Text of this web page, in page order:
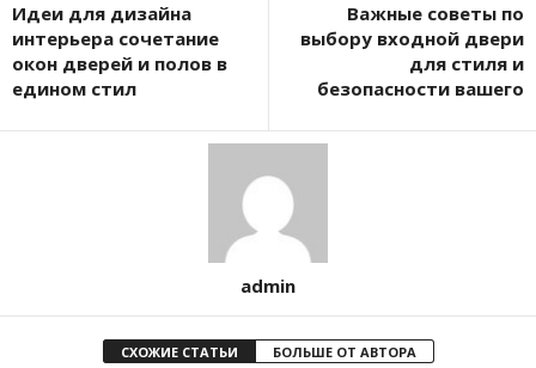
Идеи для дизайна
интерьера сочетание
окон дверей и полов в
едином стил
Важные советы по
выбору входной двери
для стиля и
безопасности вашего
admin
СХОЖИЕ СТАТЬИ БОЛЬШЕ ОТ АВТОРА